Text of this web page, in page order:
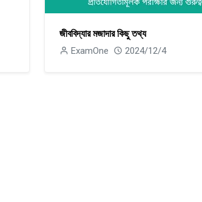
জীববিদ্যার মজাদার কিছু তথ্য
ExamOne 2024/12/4